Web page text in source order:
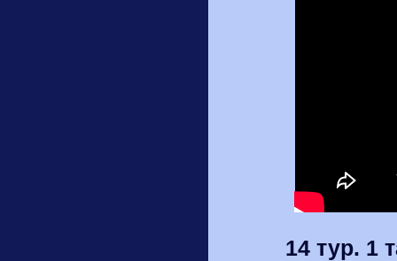
14 тур. 1